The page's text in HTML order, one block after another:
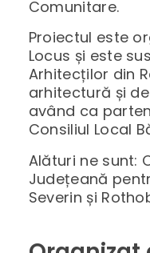
Comunitare.
Proiectul este
Locus și este
Arhitecților din
arhitectură și de
având ca
Consiliul Local
Alături ne sunt:
Județeană
Severin și